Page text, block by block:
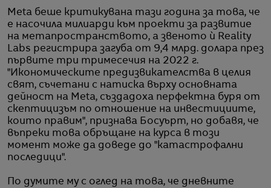
Meta беше критикувана тази година за това, че
е насочила милиарди към проекти за развитие
на метапространството, а звеното ѝ Reality
Labs регистрира загуба от 9,4 млрд. долара през
първите три тримесечия на 2022 г.
"Икономическите предизвикателства в целия
свят, съчетани с натиска върху основната
дейност на Meta, създадоха перфектна буря от
скептицизъм по отношение на инвестициите,
които правим", признава Босуърт, но добавя, че
въпреки това обръщане на курса в този
момент може да доведе до "катастрофални
последици".
По думите му с оглед на това, че дневните